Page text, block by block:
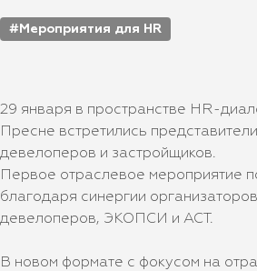
Мероприятия для HR
29 января в пространстве HR-
Пресне встретились
девелоперов и застройщиков.
Первое отраслевое мероприятие
благодаря синергии
девелоперов, ЭКОПСИ и АСТ.
В новом формате с фокусом на